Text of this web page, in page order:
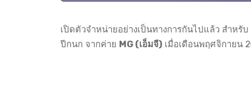
เปิดตัวจำหน่ายอย่างเป็นทางการกันไปแล้ว สำหรับ
ปีกนก จากค่าย MG (เอ็มจี) เมื่อเดือนพฤศจิกายน